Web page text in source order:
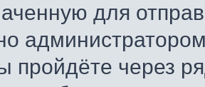
для
пройдёте через